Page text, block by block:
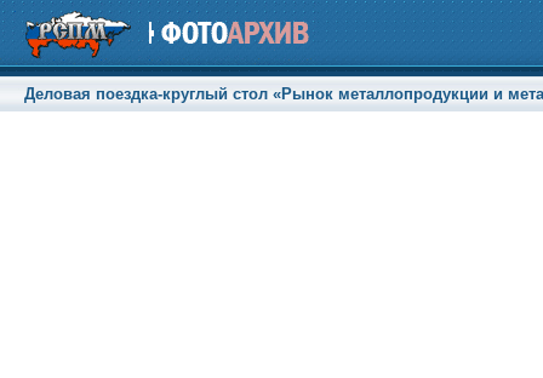
Деловая поездка-круглый стол «Рынок металлопродукции и